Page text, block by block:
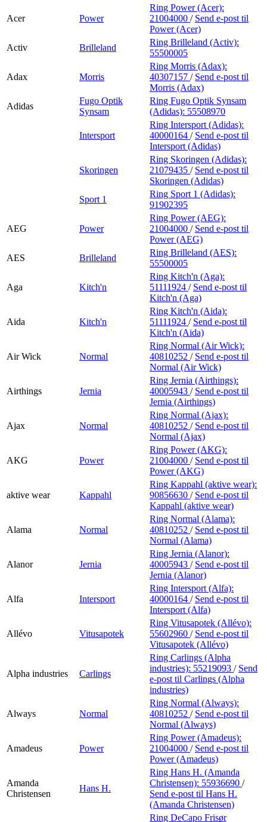
Acer Power
Ring Power (Acer):
21004000 / Send e-post til
Power (Acer)
Activ
Brilleland
Ring Brilleland (Activ):
55500005
Adax Morris
Ring Morris (Adax):
40307157 / Send e-post til
Morris (Adax)
Adidas
Fugo Optik
Synsam
Ring Fugo Optik Synsam
(Adidas): 55508970
Intersport
Ring Intersport (Adidas):
40000164 / Send e-post til
Intersport (Adidas)
Skoringen
Ring Skoringen (Adidas):
21079435 / Send e-post til
Skoringen (Adidas)
Sport 1
Ring Sport 1 (Adidas):
91902395
AEG Power
Ring Power (AEG):
21004000 / Send e-post til
Power (AEG)
AES
Brilleland
Ring Brilleland (AES):
55500005
Aga Kitch'n
Ring Kitch'n (Aga):
51111924 / Send e-post til
Kitch'n (Aga)
Aida Kitch'n
Ring Kitch'n (Aida):
51111924 / Send e-post til
Kitch'n (Aida)
Air Wick Normal
Ring Normal (Air Wick):
40810252 / Send e-post til
Normal (Air Wick)
Airthings Jernia
Ring Jernia (Airthings):
40005943 / Send e-post til
Jernia (Airthings)
Ajax Normal
Ring Normal (Ajax):
40810252 / Send e-post til
Normal (Ajax)
AKG Power
Ring Power (AKG):
21004000 / Send e-post til
Power (AKG)
aktive wear Kappahl
Ring Kappahl (aktive wear):
90856630 / Send e-post til
Kappahl (aktive wear)
Alama Normal
Ring Normal (Alama):
40810252 / Send e-post til
Normal (Alama)
Alanor Jernia
Ring Jernia (Alanor):
40005943 / Send e-post til
Jernia (Alanor)
Alfa Intersport
Ring Intersport (Alfa):
40000164 / Send e-post til
Intersport (Alfa)
Allévo Vitusapotek
Ring Vitusapotek (Allévo):
55602960 / Send e-post til
Vitusapotek (Allévo)
Alpha industries Carlings
Ring Carlings (Alpha
industries): 55219093 / Send
e-post til Carlings (Alpha
industries)
Always Normal
Ring Normal (Always):
40810252 / Send e-post til
Normal (Always)
Amadeus Power
Ring Power (Amadeus):
21004000 / Send e-post til
Power (Amadeus)
Amanda
Christensen
Hans H.
Ring Hans H. (Amanda
Christensen): 55936690 /
Send e-post til Hans H.
(Amanda Christensen)
Ring DeCapo Frisør